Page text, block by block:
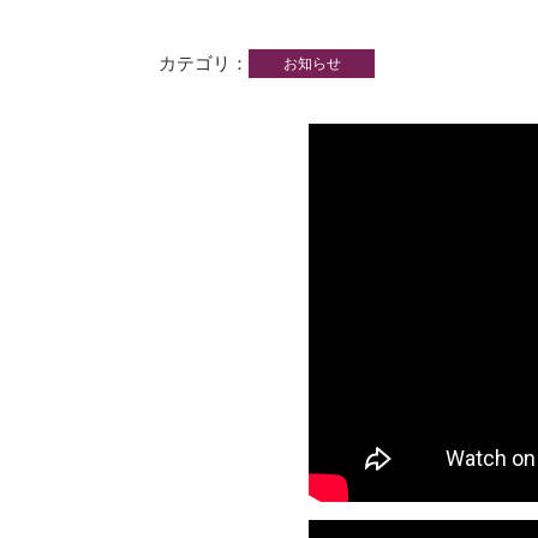
カテゴリ お知らせ